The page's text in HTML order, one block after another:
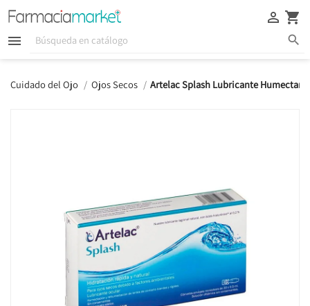
  
 
Cuidado del Ojo Ojos Secos Artelac Splash Lubricante